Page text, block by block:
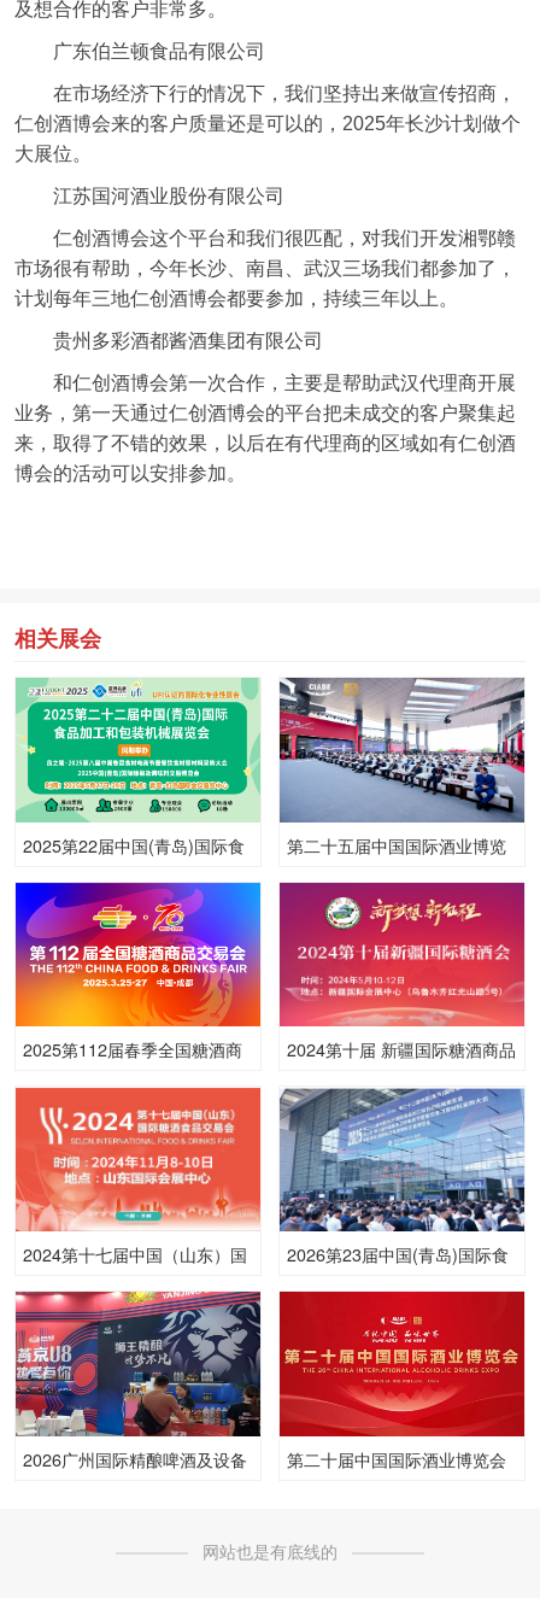
及想合作的客户非常多。
广东伯兰顿食品有限公司
在市场经济下行的情况下，我们坚持出来做宣传招商，
仁创酒博会来的客户质量还是可以的，2025年长沙计划做个
大展位。
江苏国河酒业股份有限公司
仁创酒博会这个平台和我们很匹配，对我们开发湘鄂赣
市场很有帮助，今年长沙、南昌、武汉三场我们都参加了，
计划每年三地仁创酒博会都要参加，持续三年以上。
贵州多彩酒都酱酒集团有限公司
和仁创酒博会第一次合作，主要是帮助武汉代理商开展
业务，第一天通过仁创酒博会的平台把未成交的客户聚集起
来，取得了不错的效果，以后在有代理商的区域如有仁创酒
博会的活动可以安排参加。
相关展会
2025第22届中国(青岛)国际食
第二十五届中国国际酒业博览
2025第112届春季全国糖酒商
2024第十届 新疆国际糖酒商品
2024第十七届中国（山东）国
2026第23届中国(青岛)国际食
2026广州国际精酿啤酒及设备
第二十届中国国际酒业博览会
网站也是有底线的